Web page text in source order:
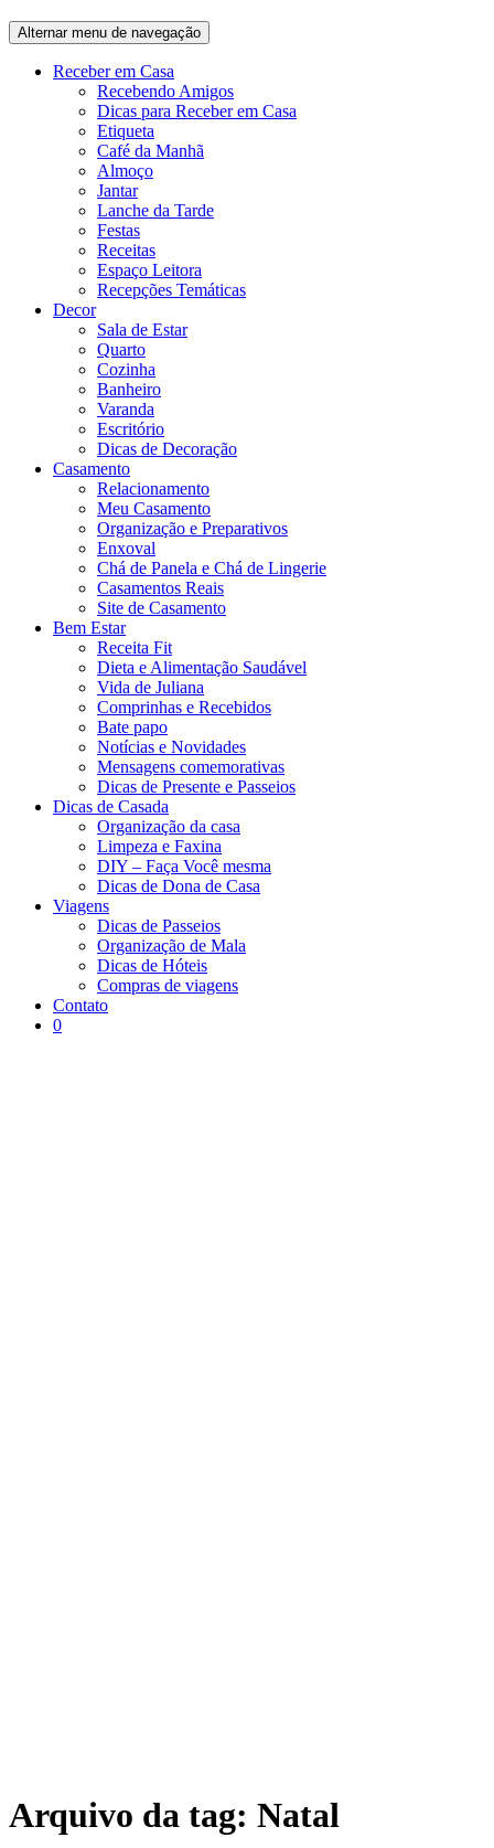
Alternar menu de navegação
Receber em Casa
Recebendo Amigos
Dicas para Receber em Casa
Etiqueta
Café da Manhã
Almoço
Jantar
Lanche da Tarde
Festas
Receitas
Espaço Leitora
Recepções Temáticas
Decor
Sala de Estar
Quarto
Cozinha
Banheiro
Varanda
Escritório
Dicas de Decoração
Casamento
Relacionamento
Meu Casamento
Organização e Preparativos
Enxoval
Chá de Panela e Chá de Lingerie
Casamentos Reais
Site de Casamento
Bem Estar
Receita Fit
Dieta e Alimentação Saudável
Vida de Juliana
Comprinhas e Recebidos
Bate papo
Notícias e Novidades
Mensagens comemorativas
Dicas de Presente e Passeios
Dicas de Casada
Organização da casa
Limpeza e Faxina
DIY – Faça Você mesma
Dicas de Dona de Casa
Viagens
Dicas de Passeios
Organização de Mala
Dicas de Hóteis
Compras de viagens
Contato
0
trazer mais
13 receitas de Natal fáceis para quem quer criar um
menu simples e gostoso.